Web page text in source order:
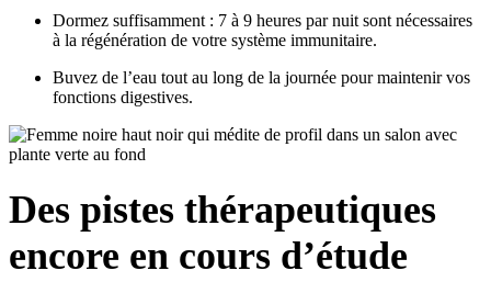
Dormez suffisamment : 7 à 9 heures par nuit sont nécessaires
à la régénération de votre système immunitaire.
Buvez de l’eau tout au long de la journée pour maintenir vos
fonctions digestives.
Des pistes thérapeutiques
encore en cours d’étude